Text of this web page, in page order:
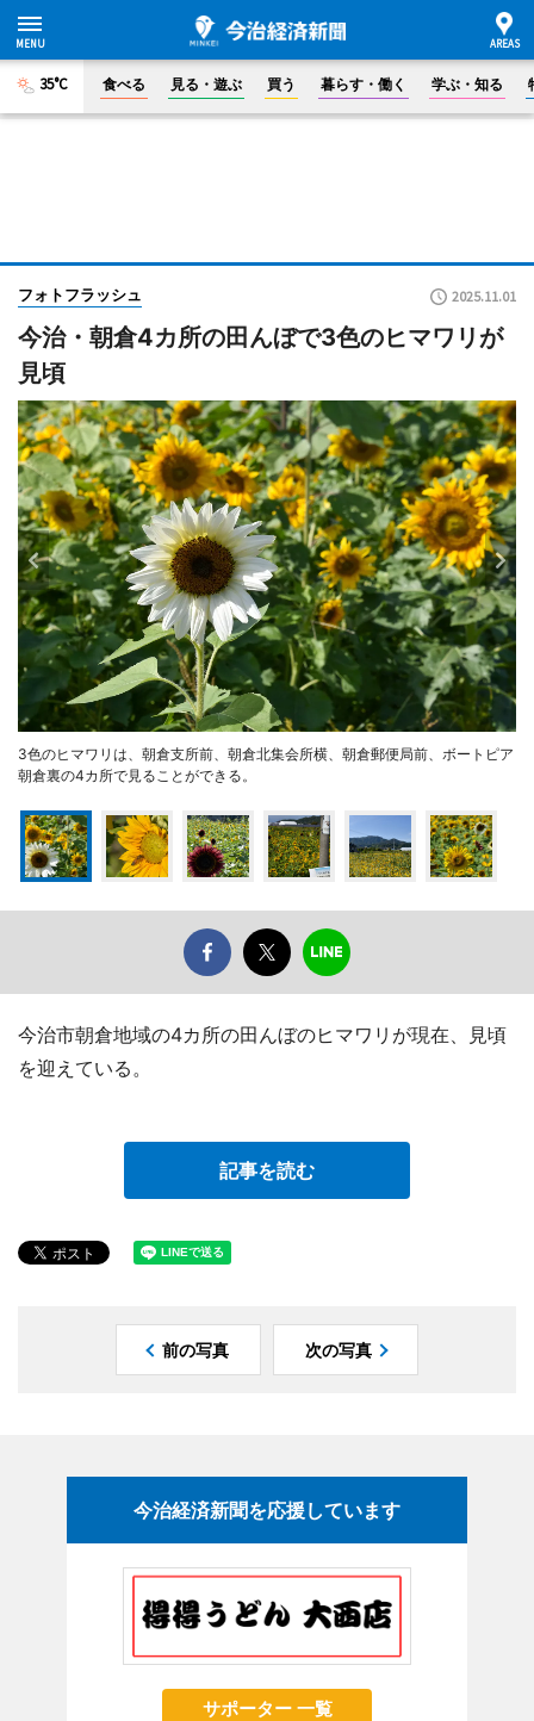
35°C 食べる 見る・遊ぶ 買う 暮らす・働く 学ぶ・知る
フォトフラッシュ 2025.11.01
今治・朝倉4カ所の田んぼで3色のヒマワリが
見頃
3色のヒマワリは、朝倉支所前、朝倉北集会所横、朝倉郵便局前、ボートピア
朝倉裏の4カ所で見ることができる。
今治市朝倉地域の4カ所の田んぼのヒマワリが現在、見頃
を迎えている。
記事を読む
前の写真 次の写真
今治経済新聞を応援しています
サポーター 一覧